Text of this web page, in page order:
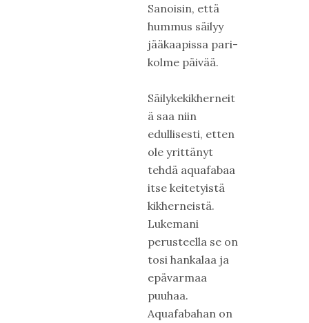
Sanoisin, että
hummus säilyy
jääkaapissa pari-
kolme päivää.
Säilykekikherneit
ä saa niin
edullisesti, etten
ole yrittänyt
tehdä aquafabaa
itse keitetyistä
kikherneistä.
Lukemani
perusteella se on
tosi hankalaa ja
epävarmaa
puuhaa.
Aquafabahan on